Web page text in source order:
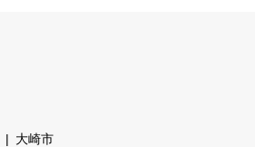
大崎市